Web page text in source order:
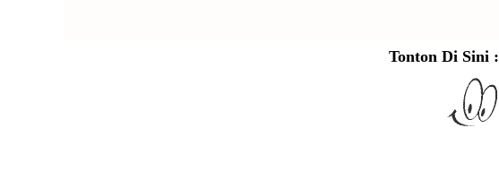
Tonton Di Sini :